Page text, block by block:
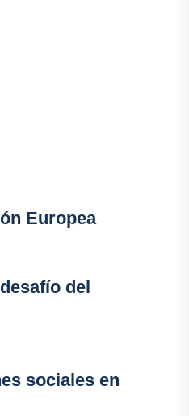
Europea
del
sociales en